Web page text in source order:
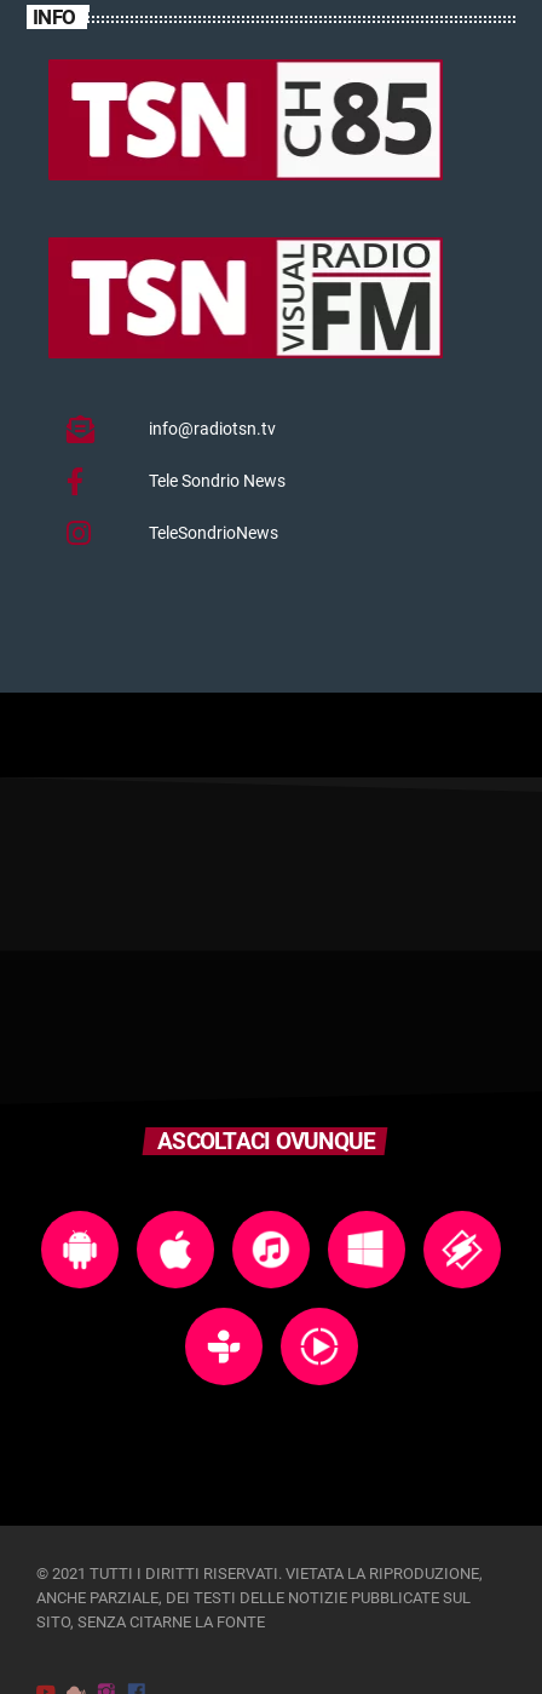
INFO
info@radiotsn.tv
Tele Sondrio News
TeleSondrioNews
ASCOLTACI OVUNQUE
© 2021 TUTTI I DIRITTI RISERVATI. VIETATA LA RIPRODUZIONE,
ANCHE PARZIALE, DEI TESTI DELLE NOTIZIE PUBBLICATE SUL
SITO, SENZA CITARNE LA FONTE